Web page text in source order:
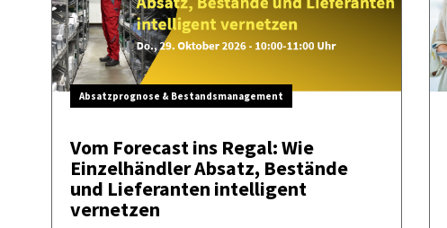
Absatzprognose & Bestandsmanagement
Vom Forecast ins Regal: Wie
Einzelhändler Absatz, Bestände
und Lieferanten intelligent
vernetzen